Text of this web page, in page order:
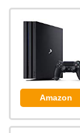
Amazon